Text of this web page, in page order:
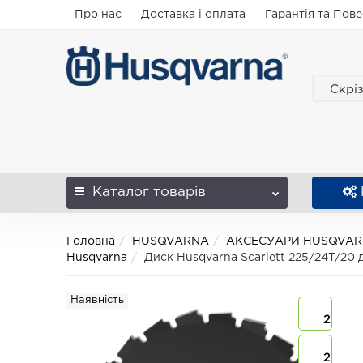
Про нас Доставка і оплата Гарантія та
Каталог товарів
Головна HUSQVARNA
АКСЕСУАРИ
Husqvarna
Диск Husqvarna Scarlett 225/24T/20
2
2
Наявність